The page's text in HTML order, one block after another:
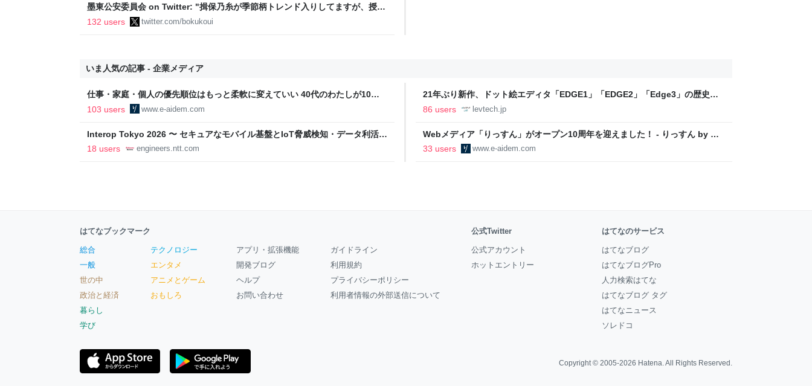
墨東公安委員会 on Twitter: "揖保乃糸が季節柄トレンド入りしてますが、授業
でやってる小ネタを一つ。そうめんとうどんだと、家庭で手作りできるうどん
の方が「原始的」で、職人技の素麺が「発展的」な感じがしますが、素麺は古
132 users twitter.com/bokukoui
いま人気の記事 - 企業メディア
仕事・家庭・個人の優先順位はもっと柔軟に変えていい 40代のわたしが10年
後の自分に伝えたいこと - りっすん by イーアイデム
103 users www.e-aidem.com
21年ぶり新作、ドット絵エディタ「EDGE1」「EDGE2」「Edge3」の歴史に
ついて作者に聞く【フォーカス】 - レバテックLAB
86 users levtech.jp
Interop Tokyo 2026 〜 セキュアなモバイル基盤とIoT脅威検知・データ利活用
への取り組み 〜 - NTT docomo Business Engineers' Blog
18 users engineers.ntt.com
Webメディア「りっすん」がオープン10周年を迎えました！ - りっすん by イ
ーアイデム
33 users www.e-aidem.com
はてなブックマーク
総合
一般
世の中
政治と経済
暮らし
学び
テクノロジー
エンタメ
アニメとゲーム
おもしろ
アプリ・拡張機能
開発ブログ
ヘルプ
お問い合わせ
ガイドライン
利用規約
プライバシーポリシー
利用者情報の外部送信について
公式Twitter
公式アカウント
ホットエントリー
はてなのサービス
はてなブログ
はてなブログPro
人力検索はてな
はてなブログ タグ
はてなニュース
ソレドコ
Copyright © 2005-2026 Hatena. All Rights Reserved.